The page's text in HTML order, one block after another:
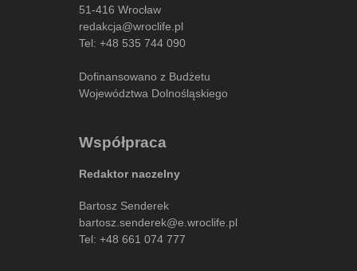
51-416 Wrocław
redakcja@wroclife.pl
Tel: +48 535 744 090
Dofinansowano z Budżetu
Województwa Dolnośląskiego
Współpraca
Redaktor naczelny
Bartosz Senderek
bartosz.senderek@e.wroclife.pl
Tel: +48 661 074 777